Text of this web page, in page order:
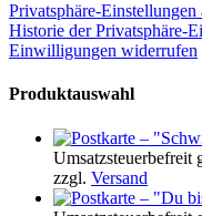
Privatsphäre-Einstellungen
Historie der Privatsphäre-
Einwilligungen widerrufen
Produktauswahl
Umsatzsteuerbefreit
zzgl. Versand